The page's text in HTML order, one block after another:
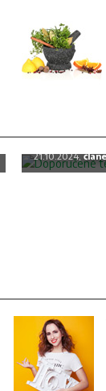
2024
21.10.2024,